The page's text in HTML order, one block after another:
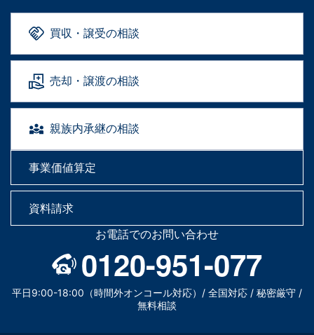
買収・譲受の相談
売却・譲渡の相談
親族内承継の相談
事業価値算定
資料請求
お電話でのお問い合わせ
0120-951-077
平日9:00-18:00（時間外オンコール対応）/ 全国対応 / 秘密厳守 /
無料相談